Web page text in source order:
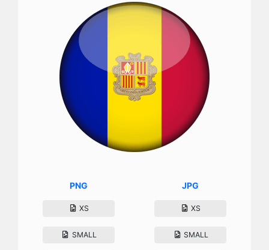
PNG
XS
SMALL
JPG
XS
SMALL